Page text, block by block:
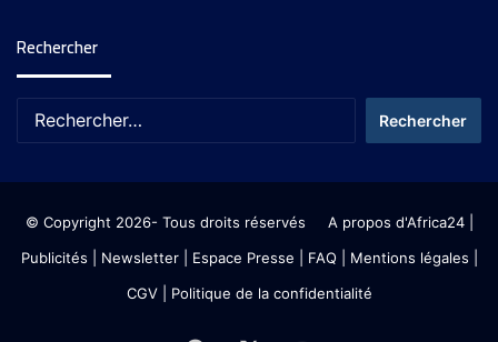
Rechercher
© Copyright 2026- Tous droits réservés A propos d'Africa24|
Publicités
Newsletter| Espace Presse | FAQ | Mentions légales
CGV| Politique de la confidentialité